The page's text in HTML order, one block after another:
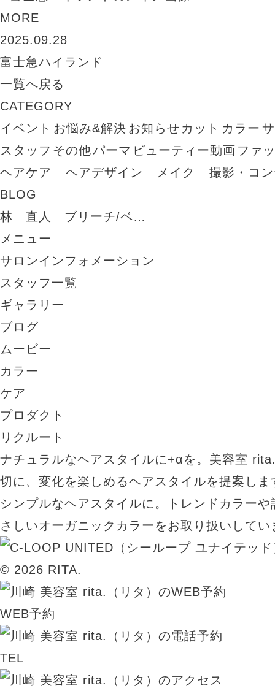
MORE
2025.09.28
富士急ハイランド
一覧へ戻る
CATEGORY
イベント お悩み&解決 お知らせ カット カラー
スタッフ その他パーマ ビューティー動画 ファ
ヘアケア
ヘアデザイン メイク
撮影・コ
BLOG
林 直人 ブリーチ/ベ…
メニュー
サロンインフォメーション
スタッフ一覧
ギャラリー
ブログ
ムービー
カラー
ケア
プロダクト
リクルート
ナチュラルなヘアスタイルに+αを。美容室
切に、変化を楽しめるヘアスタイルを提案し
シンプルなヘアスタイルに。トレンドカラー
さしいオーガニックカラーをお取り扱いしてい
© 2026 RITA.
WEB予約
TEL